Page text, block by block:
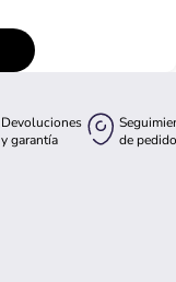
Devoluciones
y garantía
de pedido